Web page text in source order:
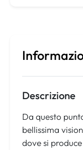
Descrizione
Da questo
bellissima
dove si